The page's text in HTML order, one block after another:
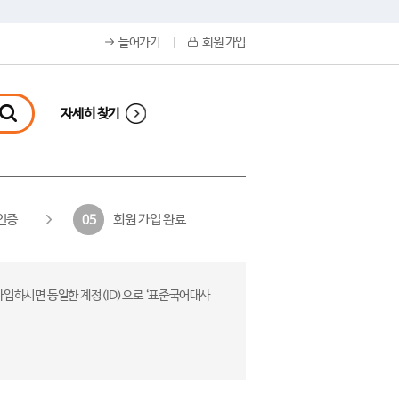
들어가기 회원 가입
자세히 찾기
증 05 회원 가입 완료
하시면 동일한 계정(ID)으로 ‘표준국어대사